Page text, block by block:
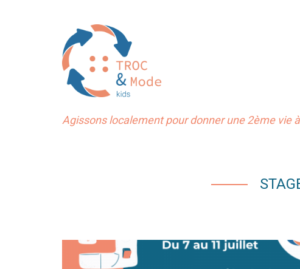
Agissons localement pour donner une 2ème vie